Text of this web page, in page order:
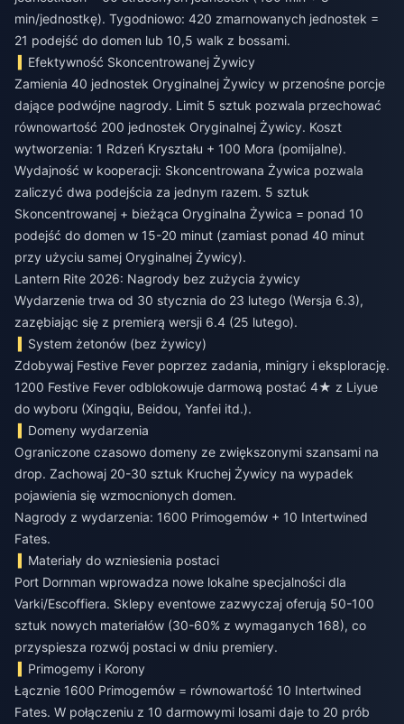
min/jednostkę). Tygodniowo: 420 zmarnowanych jednostek =
21 podejść do domen lub 10,5 walk z bossami.
Efektywność Skoncentrowanej Żywicy
Zamienia 40 jednostek Oryginalnej Żywicy w przenośne porcje
dające podwójne nagrody. Limit 5 sztuk pozwala przechować
równowartość 200 jednostek Oryginalnej Żywicy. Koszt
wytworzenia: 1 Rdzeń Kryształu + 100 Mora (pomijalne).
Wydajność w kooperacji: Skoncentrowana Żywica pozwala
zaliczyć dwa podejścia za jednym razem. 5 sztuk
Skoncentrowanej + bieżąca Oryginalna Żywica = ponad 10
podejść do domen w 15-20 minut (zamiast ponad 40 minut
przy użyciu samej Oryginalnej Żywicy).
Lantern Rite 2026: Nagrody bez zużycia żywicy
Wydarzenie trwa od 30 stycznia do 23 lutego (Wersja 6.3),
zazębiając się z premierą wersji 6.4 (25 lutego).
System żetonów (bez żywicy)
Zdobywaj Festive Fever poprzez zadania, minigry i eksplorację.
1200 Festive Fever odblokowuje darmową postać 4★ z Liyue
do wyboru (Xingqiu, Beidou, Yanfei itd.).
Domeny wydarzenia
Ograniczone czasowo domeny ze zwiększonymi szansami na
drop. Zachowaj 20-30 sztuk Kruchej Żywicy na wypadek
pojawienia się wzmocnionych domen.
Nagrody z wydarzenia: 1600 Primogemów + 10 Intertwined
Fates.
Materiały do wzniesienia postaci
Port Dornman wprowadza nowe lokalne specjalności dla
Varki/Escoffiera. Sklepy eventowe zazwyczaj oferują 50-100
sztuk nowych materiałów (30-60% z wymaganych 168), co
przyspiesza rozwój postaci w dniu premiery.
Primogemy i Korony
Łącznie 1600 Primogemów = równowartość 10 Intertwined
Fates. W połączeniu z 10 darmowymi losami daje to 20 prób